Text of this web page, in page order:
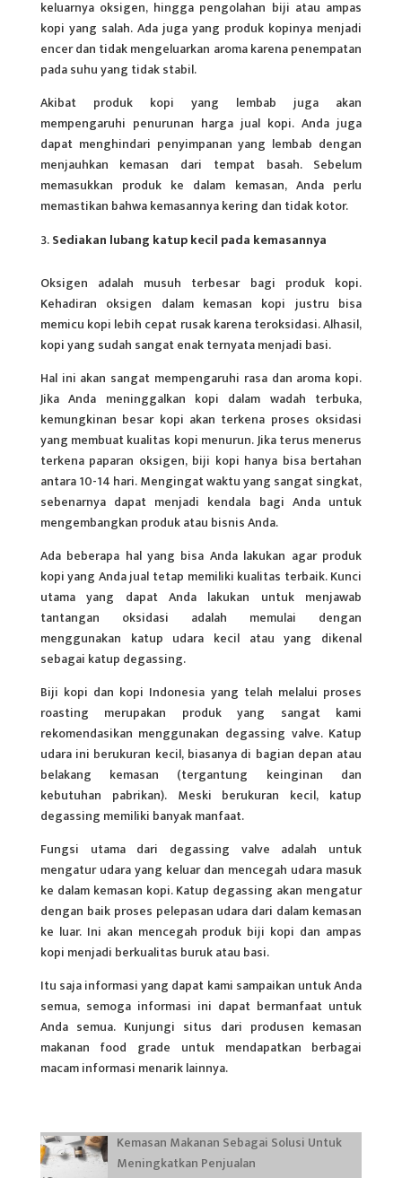
keluarnya oksigen, hingga pengolahan biji atau ampas
kopi yang salah. Ada juga yang produk kopinya menjadi
encer dan tidak mengeluarkan aroma karena penempatan
pada suhu yang tidak stabil.
Akibat produk kopi yang lembab juga akan
mempengaruhi penurunan harga jual kopi. Anda juga
dapat menghindari penyimpanan yang lembab dengan
menjauhkan kemasan dari tempat basah. Sebelum
memasukkan produk ke dalam kemasan, Anda perlu
memastikan bahwa kemasannya kering dan tidak kotor.
Sediakan lubang katup kecil pada kemasannya
Oksigen adalah musuh terbesar bagi produk kopi.
Kehadiran oksigen dalam kemasan kopi justru bisa
memicu kopi lebih cepat rusak karena teroksidasi. Alhasil,
kopi yang sudah sangat enak ternyata menjadi basi.
Hal ini akan sangat mempengaruhi rasa dan aroma kopi.
Jika Anda meninggalkan kopi dalam wadah terbuka,
kemungkinan besar kopi akan terkena proses oksidasi
yang membuat kualitas kopi menurun. Jika terus menerus
terkena paparan oksigen, biji kopi hanya bisa bertahan
antara 10-14 hari. Mengingat waktu yang sangat singkat,
sebenarnya dapat menjadi kendala bagi Anda untuk
mengembangkan produk atau bisnis Anda.
Ada beberapa hal yang bisa Anda lakukan agar produk
kopi yang Anda jual tetap memiliki kualitas terbaik. Kunci
utama yang dapat Anda lakukan untuk menjawab
tantangan oksidasi adalah memulai dengan
menggunakan katup udara kecil atau yang dikenal
sebagai katup degassing.
Biji kopi dan kopi Indonesia yang telah melalui proses
roasting merupakan produk yang sangat kami
rekomendasikan menggunakan degassing valve. Katup
udara ini berukuran kecil, biasanya di bagian depan atau
belakang kemasan (tergantung keinginan dan
kebutuhan pabrikan). Meski berukuran kecil, katup
degassing memiliki banyak manfaat.
Fungsi utama dari degassing valve adalah untuk
mengatur udara yang keluar dan mencegah udara masuk
ke dalam kemasan kopi. Katup degassing akan mengatur
dengan baik proses pelepasan udara dari dalam kemasan
ke luar. Ini akan mencegah produk biji kopi dan ampas
kopi menjadi berkualitas buruk atau basi.
Itu saja informasi yang dapat kami sampaikan untuk Anda
semua, semoga informasi ini dapat bermanfaat untuk
Anda semua. Kunjungi situs dari produsen kemasan
makanan food grade untuk mendapatkan berbagai
macam informasi menarik lainnya.
Kemasan Makanan Sebagai Solusi Untuk
Meningkatkan Penjualan